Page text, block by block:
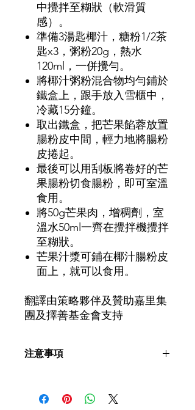
中攪拌至糊狀（軟滑質
感）。
準備3湯匙椰汁，糖粉1/2茶
匙x3 ，粥粉20g ，熱水
120ml ，一併攪勻。
將椰汁粥粉混合物均勻鋪於
鐵盒上，跟手放入雪櫃中，
冷藏15分鐘。
取出鐵盒，把芒果餡蓉放置
腸粉皮中間，輕力地將腸粉
皮捲起。
最後可以用刮板將卷好的芒
果腸粉切食腸粉，即可室溫
食用。
將50g芒果肉，增稠劑，室
溫水50ml 一齊在攪拌機攪拌
至糊狀。
芒果汁漿可鋪在椰汁腸粉皮
面上，就可以食用。
翻譯由策略夥伴及贊助嘉里集
團及擇善基金會支持
注意事項
度、稀杰度、尺寸及測試方法僅供參
考。實際情況可能受食材種類、食物溫